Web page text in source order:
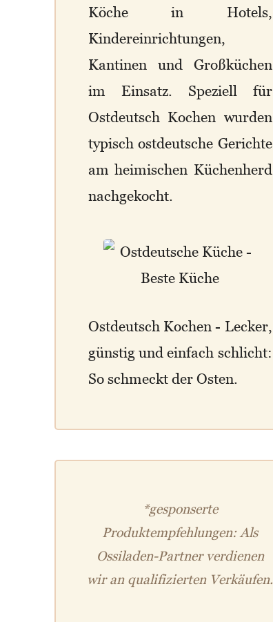
Köche in Hotels,
Kindereinrichtungen,
Kantinen und Großküchen
im Einsatz. Speziell für
Ostdeutsch Kochen wurden
typisch ostdeutsche Gerichte
am heimischen Küchenherd
nachgekocht.
Ostdeutsch Kochen - Lecker,
günstig und einfach schlicht:
So schmeckt der Osten.
*gesponserte
Produktempfehlungen: Als
Ossiladen-Partner verdienen
wir an qualifizierten Verkäufen.